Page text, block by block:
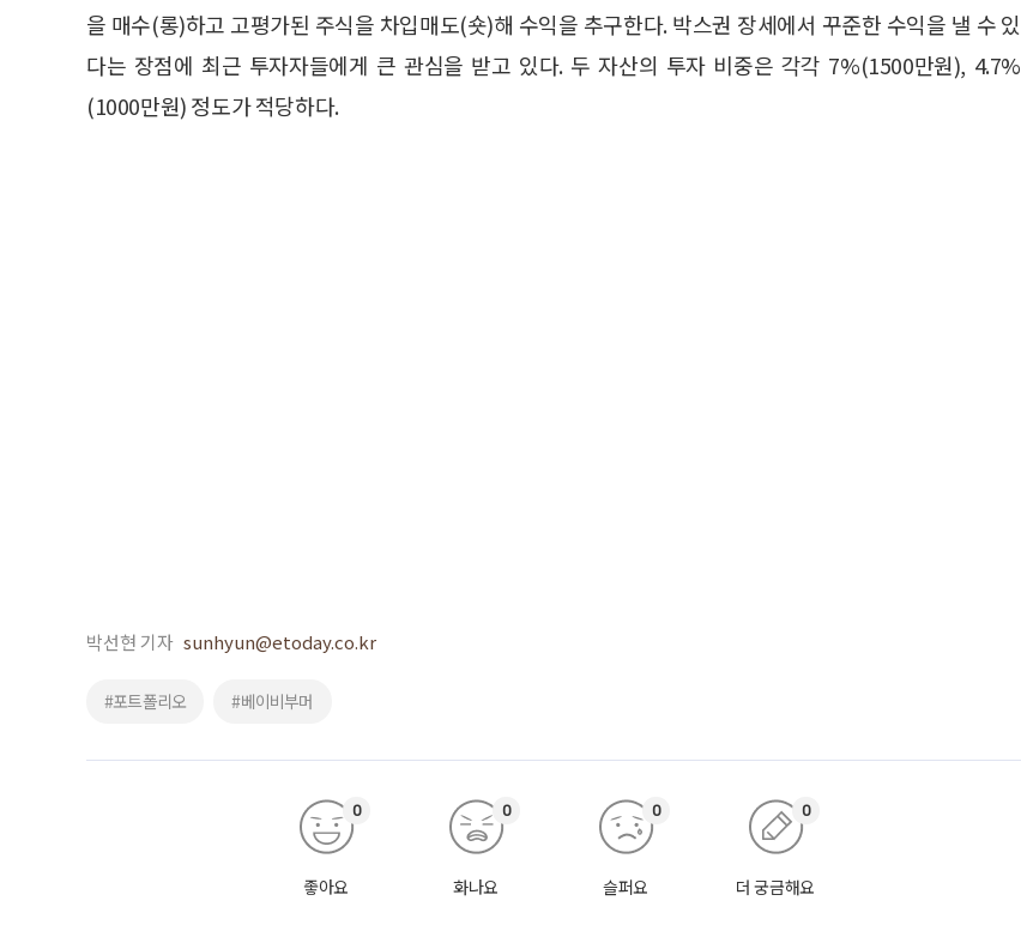
을 매수(롱)하고 고평가된 주식을 차입매도(숏)해 수익을 추구한다. 박스권 장세에서 꾸준한 수익을 낼 수 있
다는 장점에 최근 투자자들에게 큰 관심을 받고 있다. 두 자산의 투자 비중은 각각 7%(1500만원), 4.7%
(1000만원) 정도가 적당하다.
박선현 기자 sunhyun@etoday.co.kr
#포트폴리오 #베이비부머
좋아요
0
화나요
0
슬퍼요
0
더 궁금해요
0